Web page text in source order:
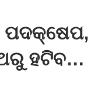
ପଦକ୍ଷେପ,
ହଟିବ…